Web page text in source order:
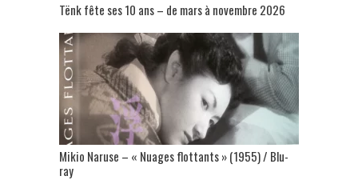
Tënk fête ses 10 ans – de mars à novembre 2026
Mikio Naruse – « Nuages flottants » (1955) / Blu-
ray